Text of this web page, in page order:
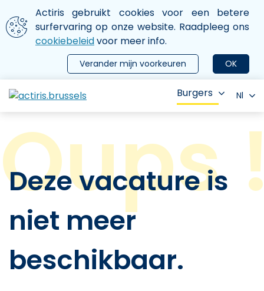
Aller au contenu principal
We gebruiken cookies
Actiris gebruikt cookies voor een betere
surfervaring op onze website. Raadpleeg ons
cookiebeleidvoor meer info.
OK
Verander mijn voorkeuren
le menu
Burgers Nl
Deze vacature is
niet meer
beschikbaar.